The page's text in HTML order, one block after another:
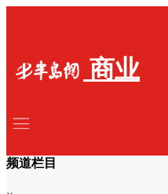
商业
频道栏目